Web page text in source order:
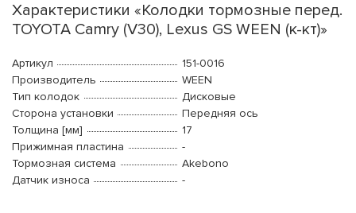
Характеристики «Колодки тормозные перед.
TOYOTA Camry (V30), Lexus GS WEEN (к-кт)»
Артикул
151-0016
Производитель
WEEN
Тип колодок
Дисковые
Сторона установки
Передняя ось
Толщина [мм]
17
Прижимная пластина
-
Тормозная система
Akebono
Датчик износа
-